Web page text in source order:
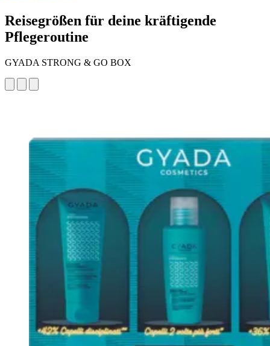
Reisegrößen für deine kräftigende
Pflegeroutine
GYADA STRONG & GO BOX